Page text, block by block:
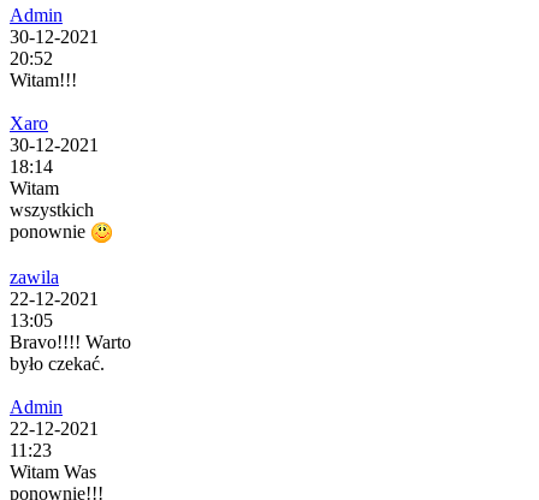
Admin
30-12-2021
20:52
Witam!!!
Xaro
30-12-2021
18:14
Witam
wszystkich
ponownie
zawila
22-12-2021
13:05
Bravo!!!! Warto
było czekać.
Admin
22-12-2021
11:23
Witam Was
ponownie!!!